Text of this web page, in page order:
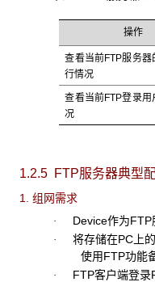
操作
查看当前FTP服务器
行情况
查看当前FTP登录用
况
1.2.5 FTP服务器典型
1. 组网需求
· Device作为FTP
· 将存储在PC上
使用FTP功能
· FTP客户端登录